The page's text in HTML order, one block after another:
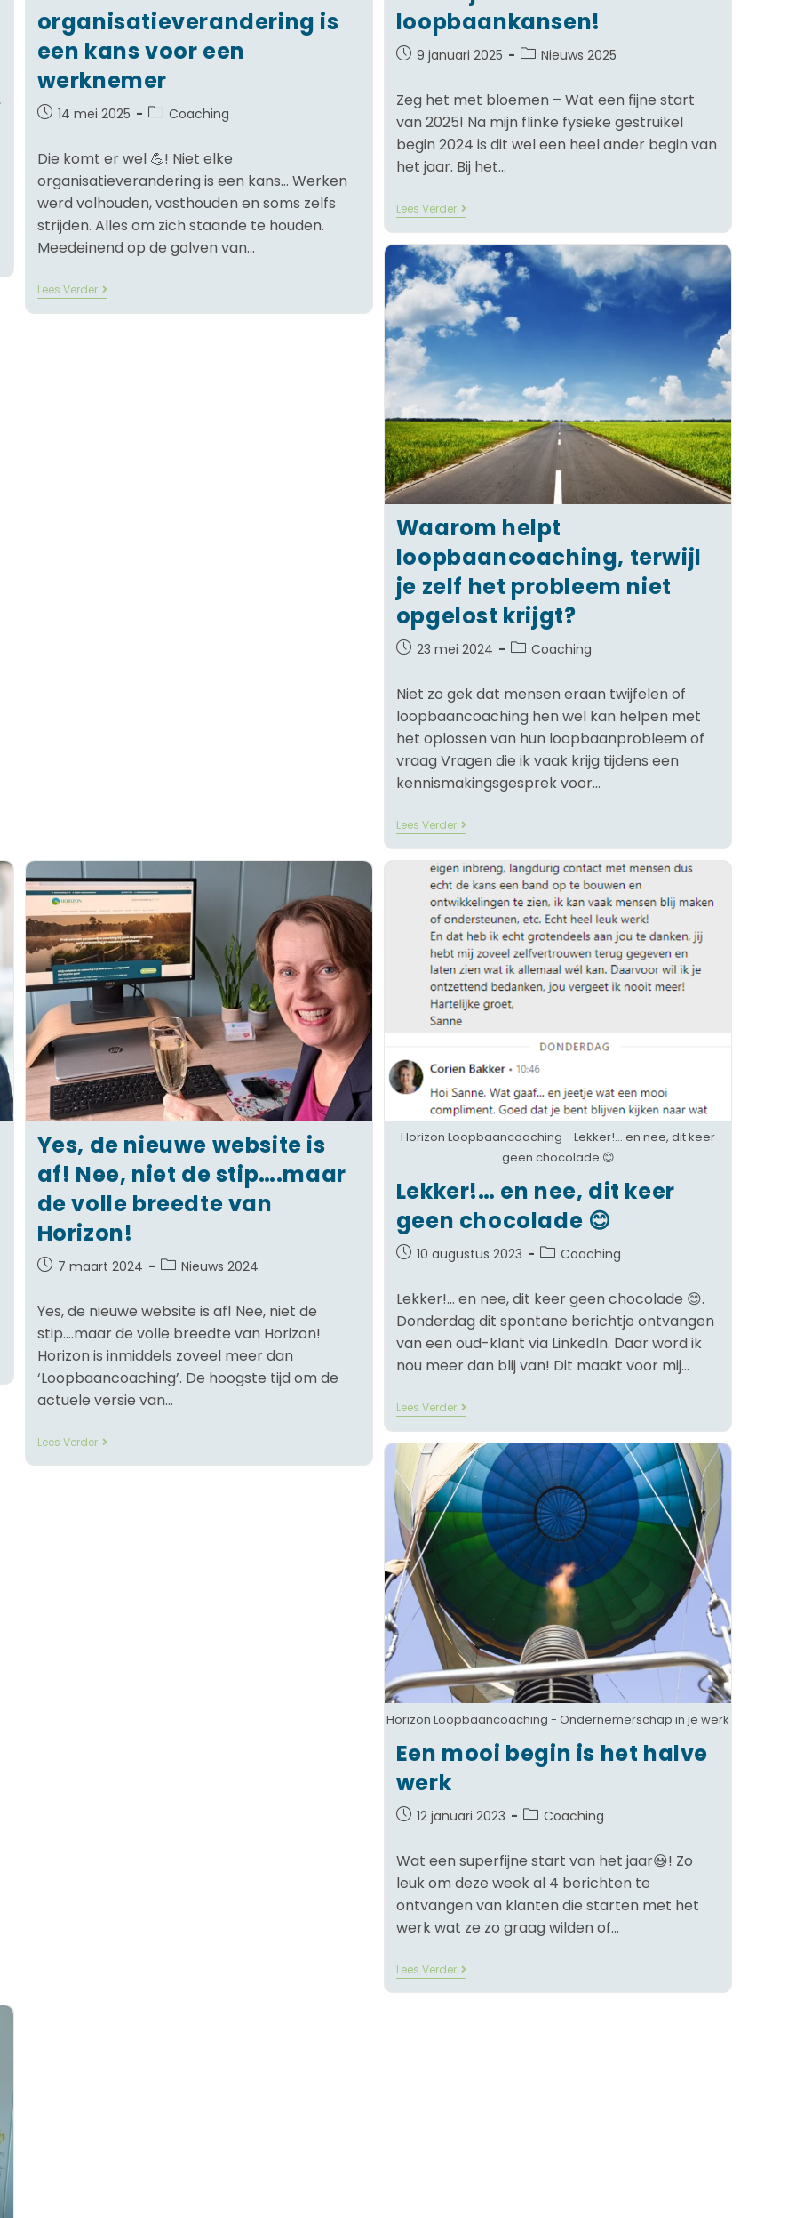
organisatieverandering is
een kans voor een
werknemer
14 mei 2025 Coaching
Die komt er wel 💪! Niet elke
organisatieverandering is een kans… Werken
werd volhouden, vasthouden en soms zelfs
strijden. Alles om zich staande te houden.
Meedeinend op de golven van…
Lees Verder
loopbaankansen!
9 januari 2025 Nieuws 2025
Zeg het met bloemen – Wat een fijne start
van 2025! Na mijn flinke fysieke gestruikel
begin 2024 is dit wel een heel ander begin van
het jaar. Bij het…
Lees Verder
Waarom helpt
loopbaancoaching, terwijl
je zelf het probleem niet
opgelost krijgt?
23 mei 2024 Coaching
Niet zo gek dat mensen eraan twijfelen of
loopbaancoaching hen wel kan helpen met
het oplossen van hun loopbaanprobleem of
vraag Vragen die ik vaak krijg tijdens een
kennismakingsgesprek voor…
Lees Verder
Yes, de nieuwe website is
af! Nee, niet de stip….maar
de volle breedte van
Horizon!
7 maart 2024 Nieuws 2024
Yes, de nieuwe website is af! Nee, niet de
stip….maar de volle breedte van Horizon!
Horizon is inmiddels zoveel meer dan
‘Loopbaancoaching’. De hoogste tijd om de
actuele versie van…
Lees Verder
Horizon Loopbaancoaching - Lekker!... en nee, dit keer
geen chocolade 😊
Lekker!… en nee, dit keer
geen chocolade 😊
10 augustus 2023 Coaching
Lekker!... en nee, dit keer geen chocolade 😊.
Donderdag dit spontane berichtje ontvangen
van een oud-klant via LinkedIn. Daar word ik
nou meer dan blij van! Dit maakt voor mij…
Lees Verder
Horizon Loopbaancoaching - Ondernemerschap in je werk
Een mooi begin is het halve
werk
12 januari 2023 Coaching
Wat een superfijne start van het jaar😃! Zo
leuk om deze week al 4 berichten te
ontvangen van klanten die starten met het
werk wat ze zo graag wilden of…
Lees Verder